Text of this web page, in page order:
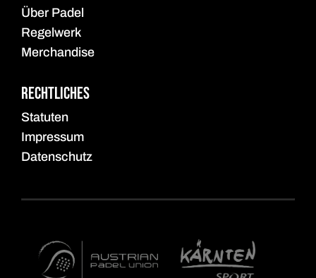
Über Padel
Regelwerk
Merchandise
Rechtliches
Statuten
Impressum
Datenschutz